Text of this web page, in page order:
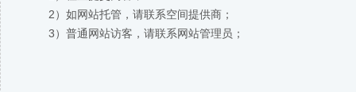
2）如网站托管，请联系空间提供商；
3）普通网站访客，请联系网站管理员；